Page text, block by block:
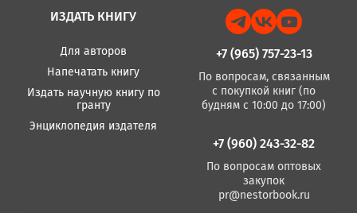
ИЗДАТЬ КНИГУ
Для авторов
Напечатать книгу
Издать научную книгу по
гранту
Энциклопедия издателя
+7 (965) 757-23-13
По вопросам, связанным
с покупкой книг (по
будням с 10:00 до 17:00)
+7 (960) 243-32-82
По вопросам оптовых
закупок
pr@nestorbook.ru